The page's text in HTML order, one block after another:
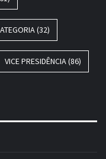
(32)
VICE PRESIDÊNCIA(86)